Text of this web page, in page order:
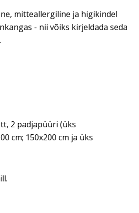
mitteallergiline ja higikindel
- nii võiks kirjeldada seda
2 padjapüüri (üks
cm; 150x200 cm ja üks